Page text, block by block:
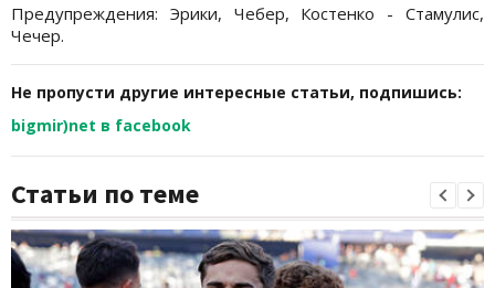
Предупреждения: Эрики, Чебер, Костенко - Стамулис,
Чечер.
Не пропусти другие интересные статьи, подпишись:
bigmir)net в facebook
Статьи по теме